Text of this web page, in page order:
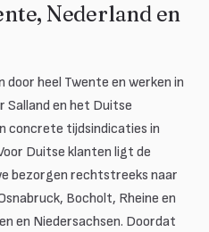
Nederland en
heel Twente en werken in
Salland en het Duitse
concrete tijdsindicaties in
Duitse klanten ligt de
bezorgen rechtstreeks naar
Bocholt, Rheine en
en Niedersachsen. Doordat